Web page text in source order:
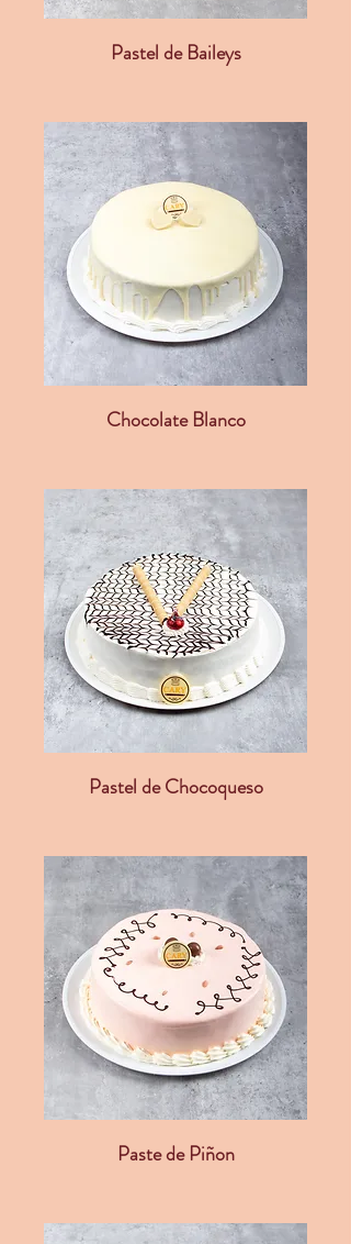
Pastel de Baileys
Chocolate Blanco
Pastel de Chocoqueso
Paste de Piñon